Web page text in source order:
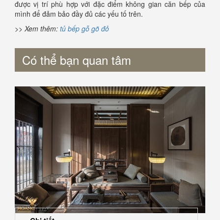
được vị trí phù hợp với đặc điểm không gian căn bếp của
mình để đảm bảo đầy đủ các yếu tố trên.
>> Xem thêm: tủ bếp gỗ gõ đỏ
Có thể bạn quan tâm